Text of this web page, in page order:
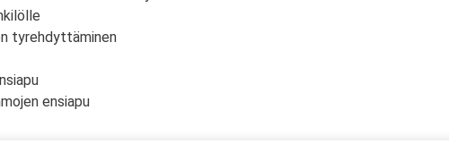
tyrehdyttäminen
ensiapu